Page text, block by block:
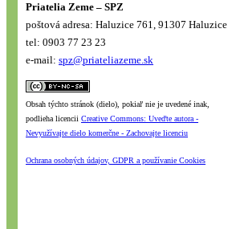
Priatelia Zeme – SPZ
poštová adresa: Haluzice 761, 91307 Haluzice
tel: 0903 77 23 23
e-mail: spz@priateliazeme.sk
Obsah týchto stránok (dielo), pokiaľ nie je uvedené inak,
podlieha licencii Creative Commons: Uveďte autora -
Nevyužívajte dielo komerčne - Zachovajte licenciu
Ochrana osobných údajov, GDPR a používanie Cookies